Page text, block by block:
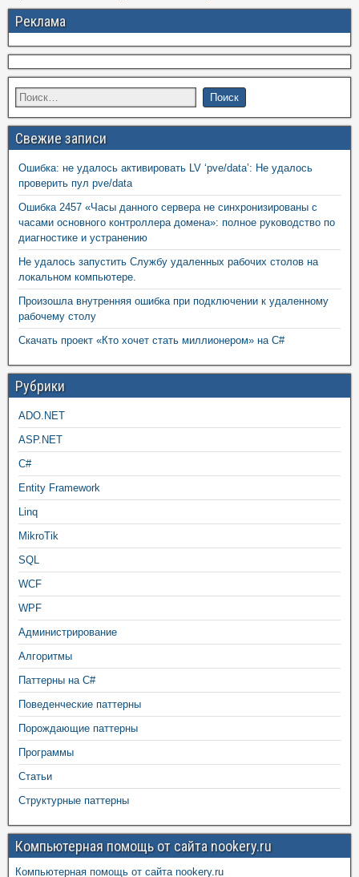
Реклама
Свежие записи
Ошибка: не удалось активировать LV ‘pve/data’: Не удалось
проверить пул pve/data
Ошибка 2457 «Часы данного сервера не синхронизированы с
часами основного контроллера домена»: полное руководство по
диагностике и устранению
Не удалось запустить Службу удаленных рабочих столов на
локальном компьютере.
Произошла внутренняя ошибка при подключении к удаленному
рабочему столу
Скачать проект «Кто хочет стать миллионером» на C#
Рубрики
ADO.NET
ASP.NET
C#
Entity Framework
Linq
MikroTik
SQL
WCF
WPF
Администрирование
Алгоритмы
Паттерны на C#
Поведенческие паттерны
Порождающие паттерны
Программы
Статьи
Структурные паттерны
Компьютерная помощь от сайта nookery.ru
Компьютерная помощь от сайта nookery.ru